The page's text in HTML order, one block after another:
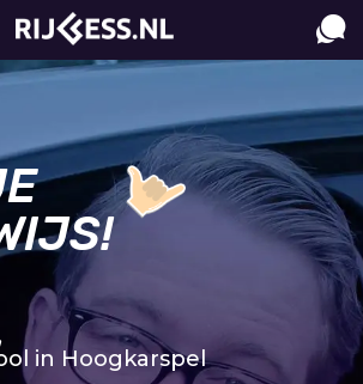
in Hoogkarspel